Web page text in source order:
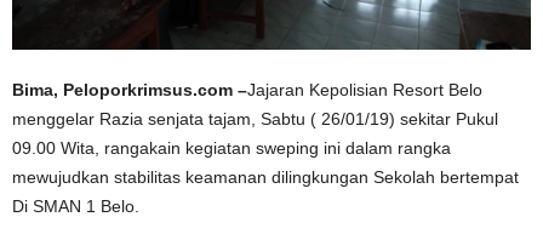
Bima, Peloporkrimsus.com –Jajaran Kepolisian Resort Belo
menggelar Razia senjata tajam, Sabtu ( 26/01/19) sekitar Pukul
09.00 Wita, rangakain kegiatan sweping ini dalam rangka
mewujudkan stabilitas keamanan dilingkungan Sekolah bertempat
Di SMAN 1 Belo.